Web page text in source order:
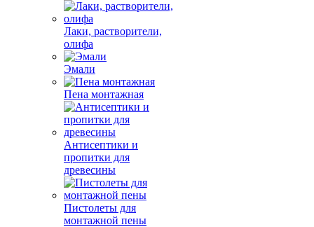
Лаки, растворители,
олифа
Эмали
Пена монтажная
Антисептики и
пропитки для
древесины
Пистолеты для
монтажной пены